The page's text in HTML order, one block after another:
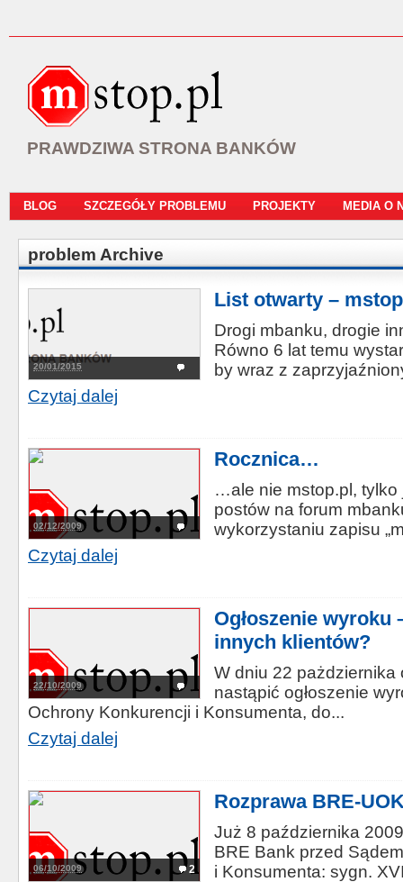
PRAWDZIWA STRONA BANKÓW
BLOG SZCZEGÓŁY PROBLEMU PROJEKTY MEDIA O
problem Archive
20/01/2015
List otwarty –
Drogi mbanku, drogie
Równo 6 lat temu
by wraz z
Czytaj dalej
02/12/2009
Rocznica…
…ale nie mstop.pl,
postów na forum
wykorzystaniu zapisu
Czytaj dalej
22/10/2009
Ogłoszenie wyroku
innych klientów?
W dniu 22 pażdziernika
nastąpić ogłoszenie
Ochrony Konkurencji i Konsumenta, do...
Czytaj dalej
2
06/10/2009
Rozprawa BRE-
Już 8 października
BRE Bank przed
i Konsumenta: sygn.